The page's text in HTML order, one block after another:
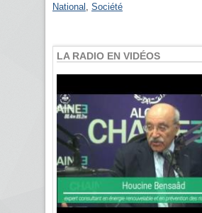
National Société
LA RADIO EN VIDÉOS